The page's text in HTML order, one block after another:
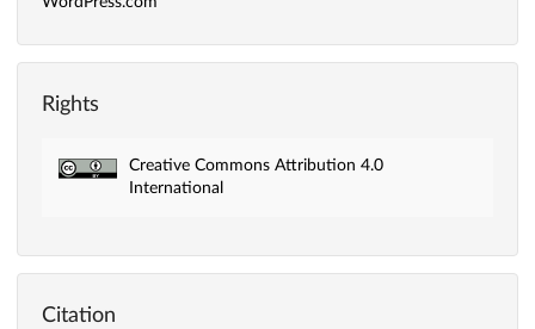
Rights
Creative Commons Attribution 4.0
International
Citation